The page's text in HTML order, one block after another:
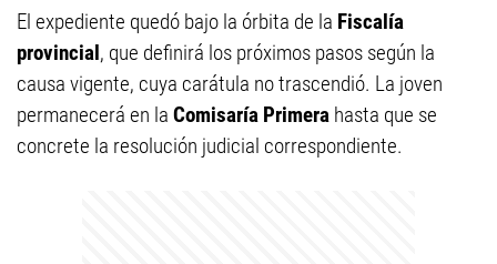
El expediente quedó bajo la órbita de la Fiscalía
provincial, que definirá los próximos pasos según la
causa vigente, cuya carátula no trascendió. La joven
permanecerá en la Comisaría Primera hasta que se
concrete la resolución judicial correspondiente.